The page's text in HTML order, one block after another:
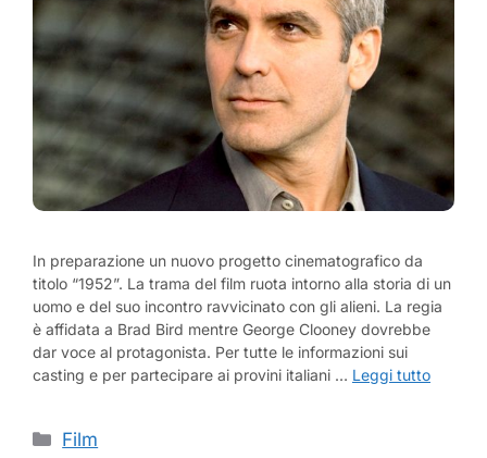
In preparazione un nuovo progetto cinematografico da
titolo “1952”. La trama del film ruota intorno alla storia di un
uomo e del suo incontro ravvicinato con gli alieni. La regia
è affidata a Brad Bird mentre George Clooney dovrebbe
dar voce al protagonista. Per tutte le informazioni sui
casting e per partecipare ai provini italiani … Leggi tutto
Categorie
Film